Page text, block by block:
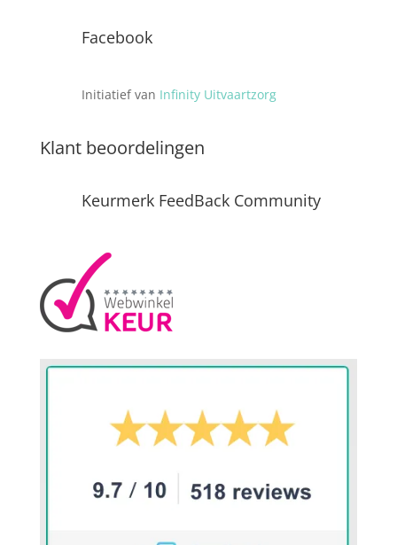
Facebook
Initiatief van Infinity Uitvaartzorg
Klant beoordelingen
Keurmerk FeedBack Community